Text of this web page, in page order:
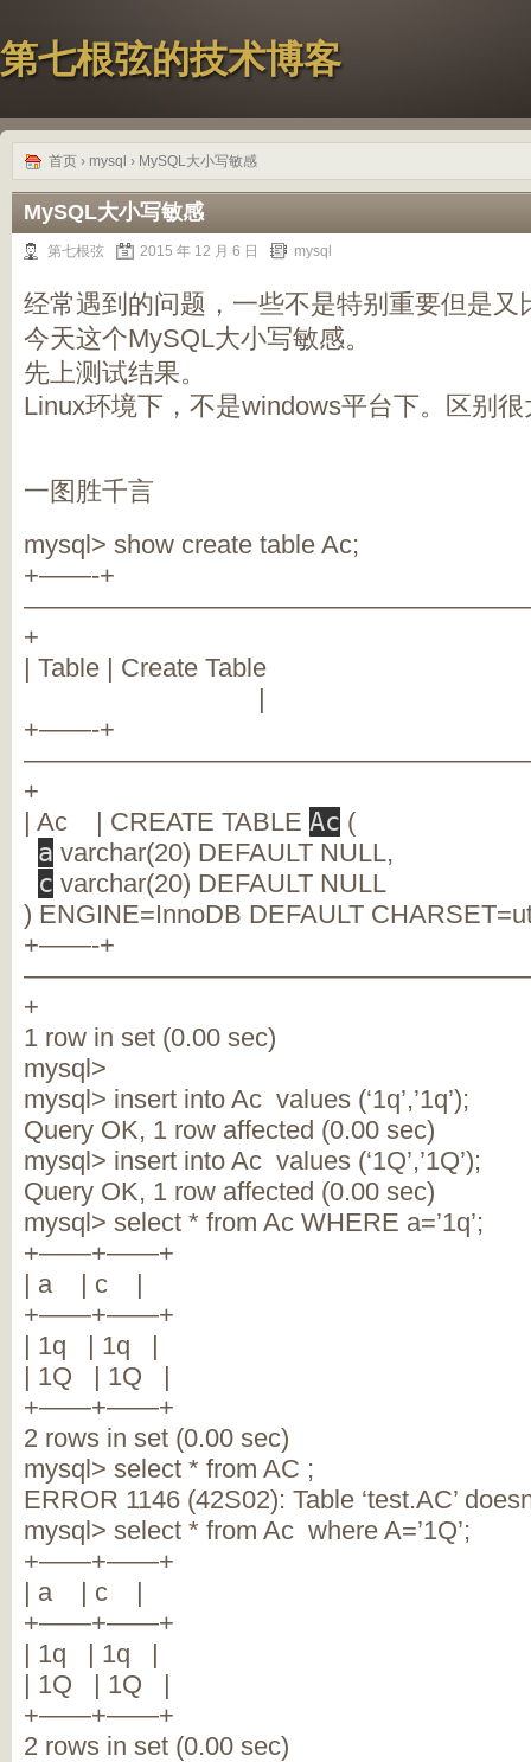
第七根弦的技术博客
首页 › mysql › MySQL大小写敏感
MySQL大小写敏感
第七根弦 2015 年 12 月 6 日 mysql
经常遇到的问题，一些不是特别重要但是又
今天这个MySQL大小写敏感。
先上测试结果。
Linux环境下，不是windows平台下。区别
一图胜千言
mysql> show create table Ac;
+——-+
+
| Table |
|
+——-+
+
| Ac | CREATE TABLE Ac (
a varchar(20) DEFAULT NULL,
c varchar(20) DEFAULT NULL
) ENGINE=InnoDB DEFAULT
+——-+
+
1 row in set (0.00 sec)
mysql>
mysql> insert into Ac values (‘1q’,’1q’);
Query OK, 1 row affected (0.00 sec)
mysql> insert into Ac values (‘1Q’,’1Q’);
Query OK, 1 row affected (0.00 sec)
mysql> select * from Ac WHERE a=’1q’;
+——+——+
| a | c |
+——+——+
| 1q | 1q |
| 1Q | 1Q |
+——+——+
2 rows in set (0.00 sec)
mysql> select * from AC ;
ERROR 1146 (42S02): Table ‘test.AC’
mysql> select * from Ac where A=’1Q’;
+——+——+
| a | c |
+——+——+
| 1q | 1q |
| 1Q | 1Q |
+——+——+
2 rows in set (0.00 sec)